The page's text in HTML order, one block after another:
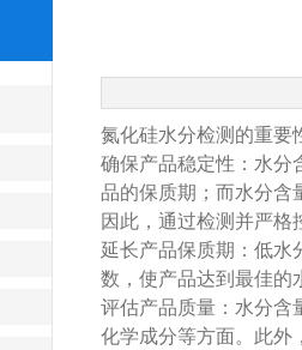
氮化硅水分检测的重要
确保产品稳定性‌：水分
品的保质期；而水分含
因此，通过检测并严格
延长产品保质期‌：低水
数，使产品达到最佳的
评估产品质量‌：水分含
化学成分等方面。此外